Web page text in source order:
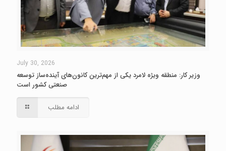
July 30, 2026
وزیر کار: منطقه ویژه لامرد یکی از مهم‌ترین کانون‌های آینده‌ساز توسعه
صنعتی کشور است
ادامه مطلب